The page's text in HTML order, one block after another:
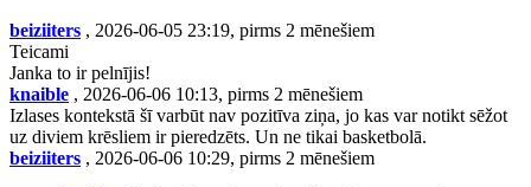
beiziiters , 2026-06-05 23:19, pirms 2 mēnešiem
Teicami
Janka to ir pelnījis!
knaible , 2026-06-06 10:13, pirms 2 mēnešiem
Izlases kontekstā šī varbūt nav pozitīva ziņa, jo kas var notikt sēžot
uz diviem krēsliem ir pieredzēts. Un ne tikai basketbolā.
beiziiters , 2026-06-06 10:29, pirms 2 mēnešiem